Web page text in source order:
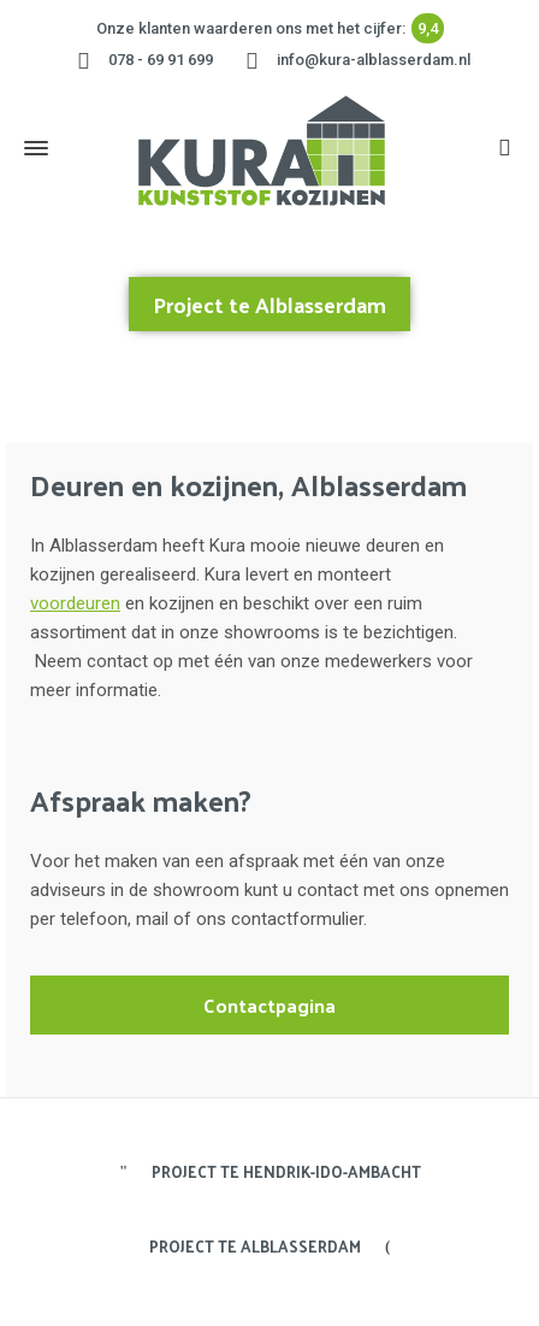
Onze klanten waarderen ons met het cijfer:
9,4
078 - 69 91 699
info@kura-alblasserdam.nl
Project te Alblasserdam
Deuren en kozijnen, Alblasserdam
In Alblasserdam heeft Kura mooie nieuwe deuren en
kozijnen gerealiseerd. Kura levert en monteert
voordeuren en kozijnen en beschikt over een ruim
assortiment dat in onze showrooms is te bezichtigen.
Neem contact op met één van onze medewerkers voor
meer informatie.
Afspraak maken?
Voor het maken van een afspraak met één van onze
adviseurs in de showroom kunt u contact met ons opnemen
per telefoon, mail of ons contactformulier.
Contactpagina
PROJECT TE HENDRIK-IDO-AMBACHT
PROJECT TE ALBLASSERDAM